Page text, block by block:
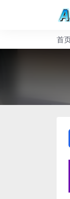
首